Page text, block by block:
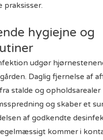
praksisser.
hygiejne og
udgør
Daglig fjernelse af
stalde og opholdsarealer
og skaber et
af godkendte
kommer i